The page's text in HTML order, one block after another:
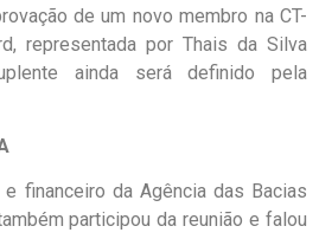
de um novo membro na CT-
representada por Thais da Silva
ainda será definido pela
financeiro da Agência das Bacias
participou da reunião e falou